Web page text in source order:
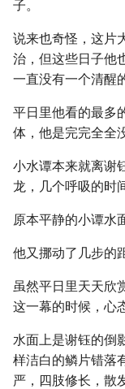
子。
说来也奇怪，这片
治，但这些日子他
一直没有一个清醒
平日里他看的最多
体，他是完完全全
小水谭本来就离谢
龙，几个呼吸的时
原本平静的小谭水
他又挪动了几步的
虽然平日里天天欣
这一幕的时候，心
水面上是谢钰的倒
样洁白的鳞片错落
严，四肢修长，散